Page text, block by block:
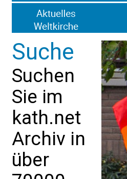
Suche
Suchen
Sie im
kath.net
Archiv in
über